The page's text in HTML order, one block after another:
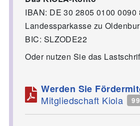
IBAN: DE 30 2805 0100 0090
Landessparkasse zu
BIC: SLZODE22
Oder nutzen Sie das
Werden Sie
Mitgliedschaft Kiola